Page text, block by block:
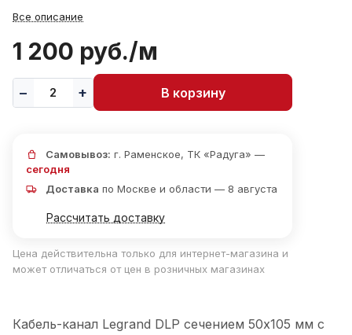
Все описание
1 200 руб./м
В корзину
Самовывоз: г. Раменское, ТК «Радуга» —
сегодня
Доставка по Москве и области — 8 августа
Рассчитать доставку
Цена действительна только для интернет-магазина и
может отличаться от цен в розничных магазинах
Кабель-канал Legrand DLP сечением 50x105 мм с